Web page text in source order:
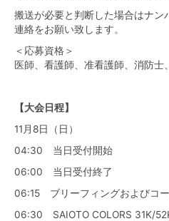
搬送が必要と判断した場合はナ
連絡をお願い致します。
＜応募資格＞
医師、看護師、准看護師、消防士
【大会日程】
11月8日（日）
04:30 当日受付開始
06:00 当日受付終了
06:15 ブリーフィングおよびコ
06:30 SAIOTO COLORS 31K/